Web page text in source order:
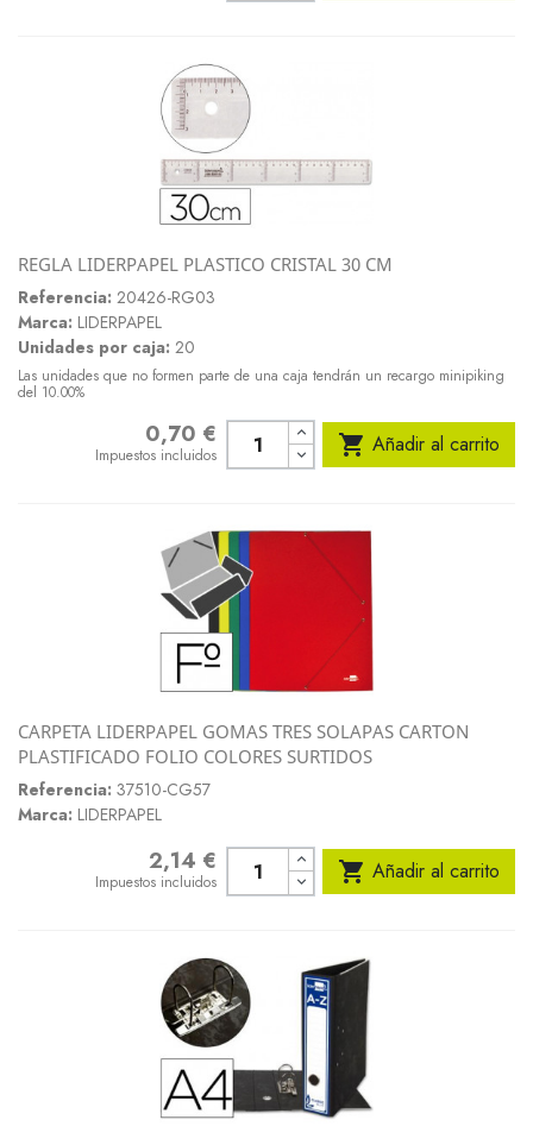
REGLA LIDERPAPEL PLASTICO CRISTAL 30 CM
Referencia: 20426-RG03
Marca: LIDERPAPEL
Unidades por caja: 20
Las unidades que no formen parte de una caja tendrán un recargo minipiking
del 10.00%
0,70 €
Impuestos incluidos  Añadir al carrito
CARPETA LIDERPAPEL GOMAS TRES SOLAPAS CARTON
PLASTIFICADO FOLIO COLORES SURTIDOS
Referencia: 37510-CG57
Marca: LIDERPAPEL
2,14 €
Impuestos incluidos  Añadir al carrito